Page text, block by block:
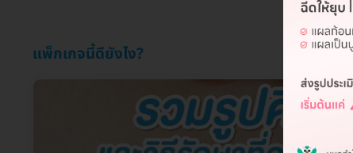
แพ็กเกจนี้ดียังไง?